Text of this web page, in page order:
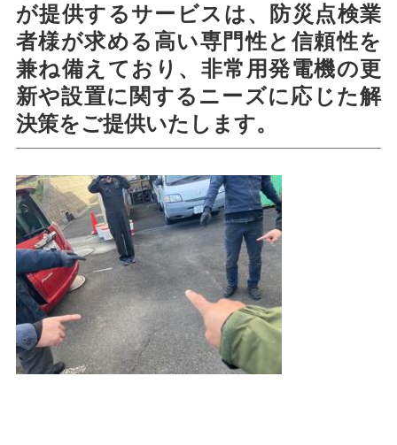
が提供するサービスは、防災点検業
者様が求める高い専門性と信頼性を
兼ね備えており、非常用発電機の更
新や設置に関するニーズに応じた解
決策をご提供いたします。